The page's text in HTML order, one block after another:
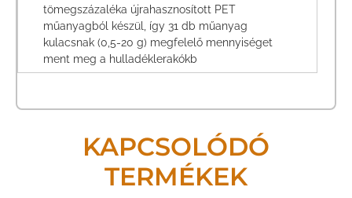
tömegszázaléka újrahasznosított PET
műanyagból készül, így 31 db műanyag
kulacsnak (0,5-20 g) megfelelő mennyiséget
ment meg a hulladéklerakókb
KAPCSOLÓDÓ
TERMÉKEK